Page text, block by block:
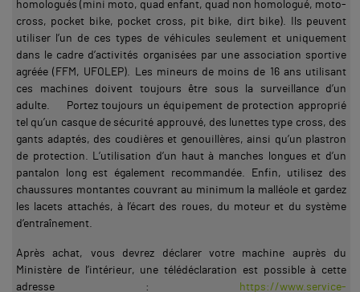
homologués (mini moto, quad enfant, quad non homologué, moto-
cross, pocket bike, pocket cross, pit bike, dirt bike). Ils peuvent
utiliser l’un de ces types de véhicules seulement et uniquement
dans le cadre d’activités organisées par une association sportive
agréée (FFM, UFOLEP). Les mineurs de moins de 16 ans utilisant
ces machines doivent toujours être sous la surveillance d’un
adulte. Portez toujours un équipement de protection approprié
tel qu’un casque de sécurité approuvé, des lunettes type cross, des
gants adaptés, des coudières et genouillères, ainsi qu’un plastron
de protection. L’utilisation d’un haut à manches longues et d’un
pantalon long est également recommandée. Enfin, utilisez des
chaussures montantes couvrant au minimum la malléole et gardez
les lacets attachés, à l’écart des roues, du moteur et du système
d’entraînement.
Après achat, vous devrez déclarer votre machine auprès du
Ministère de l’intérieur, une télédéclaration est possible à cette
adresse :
https://www.service-